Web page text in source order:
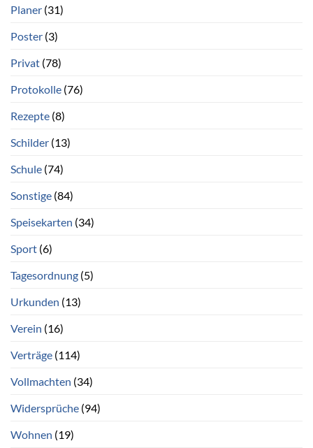
Planer (31)
Poster (3)
Privat (78)
Protokolle (76)
Rezepte (8)
Schilder (13)
Schule (74)
Sonstige (84)
Speisekarten (34)
Sport (6)
Tagesordnung (5)
Urkunden (13)
Verein (16)
Verträge (114)
Vollmachten (34)
Widersprüche (94)
Wohnen (19)